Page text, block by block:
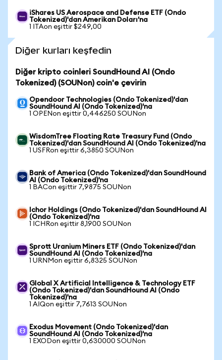
iShares US Aerospace and Defense ETF (Ondo
Tokenized)'dan Amerikan Doları'na
1 ITAon eşittir $249,00
Diğer kurları keşfedin
Diğer kripto coinleri SoundHound AI (Ondo
Tokenized) (SOUNon) coin'e çevirin
Opendoor Technologies (Ondo Tokenized)'dan
SoundHound AI (Ondo Tokenized)'na
1 OPENon eşittir 0,446250 SOUNon
WisdomTree Floating Rate Treasury Fund (Ondo
Tokenized)'dan SoundHound AI (Ondo Tokenized)'na
1 USFRon eşittir 6,3850 SOUNon
Bank of America (Ondo Tokenized)'dan SoundHound
AI (Ondo Tokenized)'na
1 BACon eşittir 7,9875 SOUNon
Ichor Holdings (Ondo Tokenized)'dan SoundHound AI
(Ondo Tokenized)'na
1 ICHRon eşittir 8,1900 SOUNon
Sprott Uranium Miners ETF (Ondo Tokenized)'dan
SoundHound AI (Ondo Tokenized)'na
1 URNMon eşittir 6,8325 SOUNon
Global X Artificial Intelligence & Technology ETF
(Ondo Tokenized)'dan SoundHound AI (Ondo
Tokenized)'na
1 AIQon eşittir 7,7613 SOUNon
Exodus Movement (Ondo Tokenized)'dan
SoundHound AI (Ondo Tokenized)'na
1 EXODon eşittir 0,630000 SOUNon